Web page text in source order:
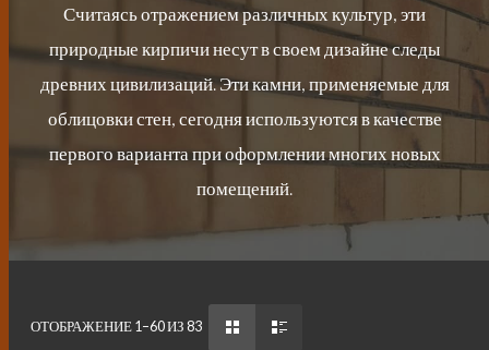
Считаясь отражением различных культур, эти
природные кирпичи несут в своем дизайне следы
древних цивилизаций. Эти камни, применяемые для
облицовки стен, сегодня используются в качестве
первого варианта при оформлении многих новых
помещений.
ОТОБРАЖЕНИЕ 1–60 ИЗ 83